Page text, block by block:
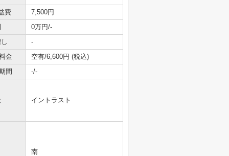
費
7,500円
0万円/-
-
金
空有/6,600円 (税込)
間
-/-
イントラスト
南